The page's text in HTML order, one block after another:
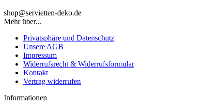
shop@servietten-deko.de
Mehr über...
Privatsphäre und Datenschutz
Unsere AGB
Impressum
Widerrufsrecht & Widerrufsformular
Kontakt
Vertrag widerrufen
Informationen